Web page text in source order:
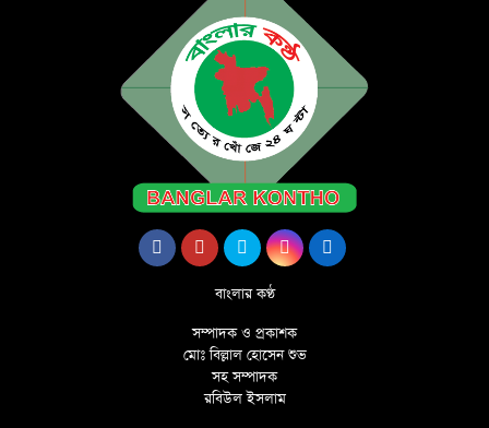
বাংলার কণ্ঠ
সম্পাদক ও প্রকাশক
মোঃ বিল্লাল হোসেন শুভ
সহ সম্পাদক
রবিউল ইসলাম